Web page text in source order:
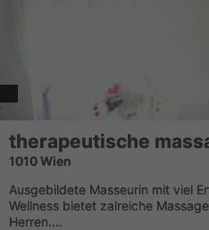
therapeutische
1010 Wien
Ausgebildete Masseurin mit viel
Wellness bietet zalreiche
Herren....